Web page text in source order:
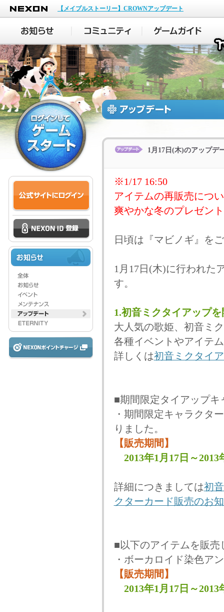
NEXON
【メイプルストーリー】CROWNアップデート
1月17日(木)のアップデ
※1/17 16:50
アイテムの再販売につ
爽やかな冬のプレゼン
日頃は『マビノギ』を
1月17日(木)に行われた
す。
1.初音ミクタイアップ
大人気の歌姫、初音ミ
各種イベントやアイテ
詳しくは初音ミクタイ
■期間限定タイアップ
・期間限定キャラクタ
りました。
【販売期間】
2013年1月17日～
詳細につきましては初
クターカード販売のお
■以下のアイテムを販売
・ボーカロイド染色ア
【販売期間】
2013年1月17日～